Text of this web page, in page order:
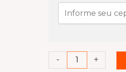
-
Caixa
Condulete
quantidade
+